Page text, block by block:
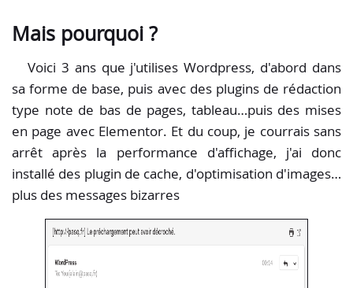
Mais pourquoi ?
Voici 3 ans que j'utilises Wordpress, d'abord dans
sa forme de base, puis avec des plugins de rédaction
type note de bas de pages, tableau…puis des mises
en page avec Elementor. Et du coup, je courrais sans
arrêt après la performance d'affichage, j'ai donc
installé des plugin de cache, d'optimisation d'images…
plus des messages bizarres